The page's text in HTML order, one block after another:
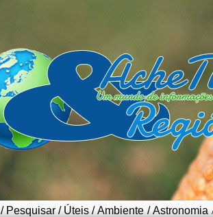
/ Pesquisar / Úteis /Ambiente /Astronomia